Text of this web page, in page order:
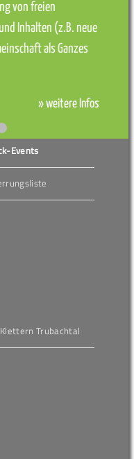
von freien
Inhalten (z.B. neue
als Ganzes
» weitere Infos
Events
Klettern Trubachtal